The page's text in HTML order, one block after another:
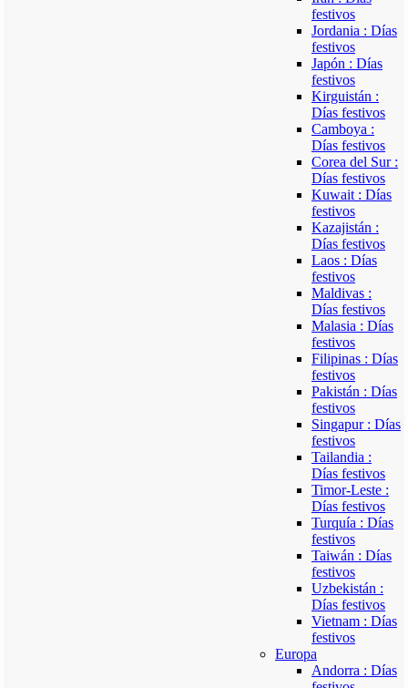
festivos
Jordania : Días
festivos
Japón : Días
festivos
Kirguistán :
Días festivos
Camboya :
Días festivos
Corea del Sur :
Días festivos
Kuwait : Días
festivos
Kazajistán :
Días festivos
Laos : Días
festivos
Maldivas :
Días festivos
Malasia : Días
festivos
Filipinas : Días
festivos
Pakistán : Días
festivos
Singapur : Días
festivos
Tailandia :
Días festivos
Timor-Leste :
Días festivos
Turquía : Días
festivos
Taiwán : Días
festivos
Uzbekistán :
Días festivos
Vietnam : Días
festivos
Europa
Andorra : Días